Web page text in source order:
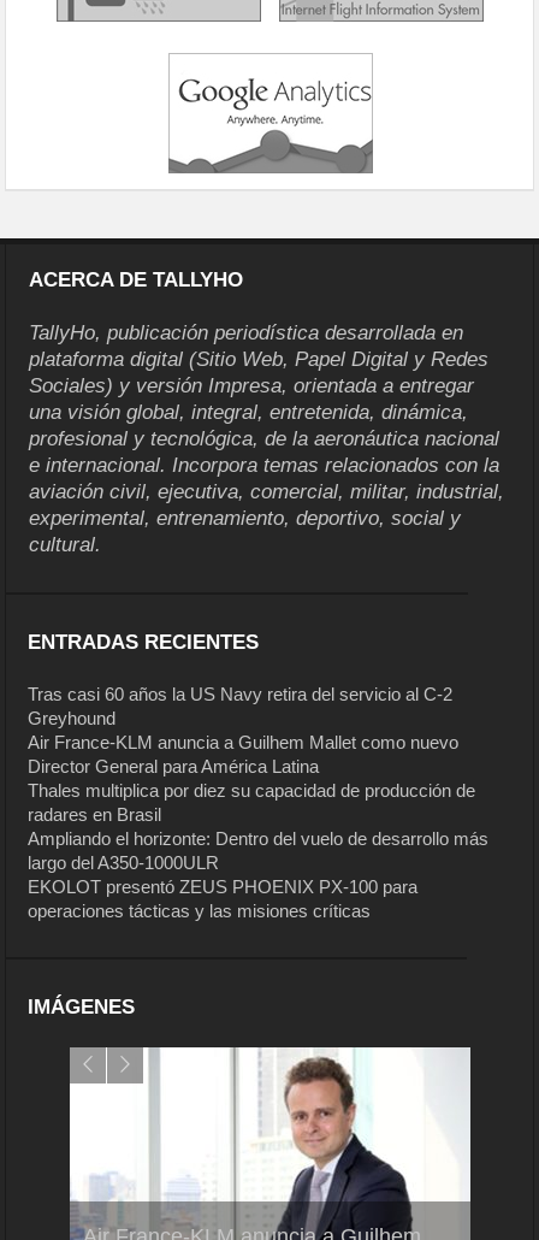
ACERCA DE TALLYHO
TallyHo, publicación periodística desarrollada en
plataforma digital (Sitio Web, Papel Digital y Redes
Sociales) y versión Impresa, orientada a entregar
una visión global, integral, entretenida, dinámica,
profesional y tecnológica, de la aeronáutica nacional
e internacional. Incorpora temas relacionados con la
aviación civil, ejecutiva, comercial, militar, industrial,
experimental, entrenamiento, deportivo, social y
cultural.
ENTRADAS RECIENTES
Tras casi 60 años la US Navy retira del servicio al C-2
Greyhound
Air France-KLM anuncia a Guilhem Mallet como nuevo
Director General para América Latina
Thales multiplica por diez su capacidad de producción de
radares en Brasil
Ampliando el horizonte: Dentro del vuelo de desarrollo más
largo del A350-1000ULR
EKOLOT presentó ZEUS PHOENIX PX-100 para
operaciones tácticas y las misiones críticas
IMÁGENES